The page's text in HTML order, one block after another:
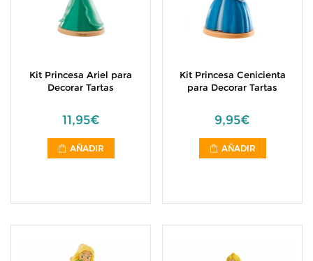
Kit Princesa Ariel para
Decorar Tartas
11,95€
AÑADIR
Kit Princesa Cenicienta
para Decorar Tartas
9,95€
AÑADIR